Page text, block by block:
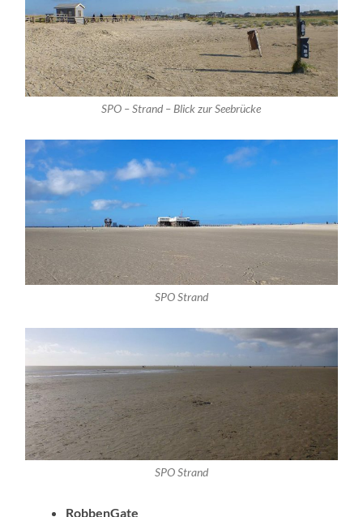
SPO – Strand – Blick zur Seebrücke
SPO Strand
SPO Strand
RobbenGate